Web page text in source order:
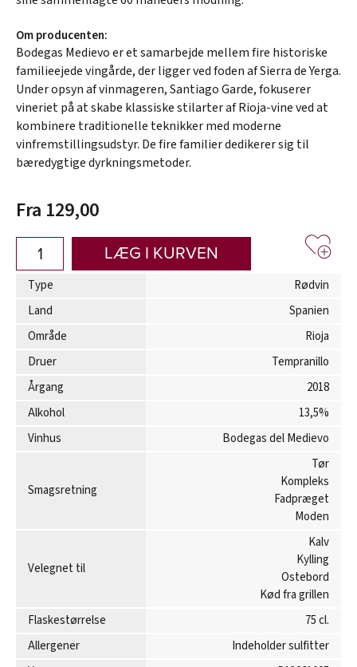
Om producenten:
Bodegas Medievo er et samarbejde mellem fire historiske
familieejede vingårde, der ligger ved foden af Sierra de Yerga.
Under opsyn af vinmageren, Santiago Garde, fokuserer
vineriet på at skabe klassiske stilarter af Rioja-vine ved at
kombinere traditionelle teknikker med moderne
vinfremstillingsudstyr. De fire familier dedikerer sig til
bæredygtige dyrkningsmetoder.
Fra 129,00
LÆG I KURVEN
Type
Rødvin
Land
Spanien
Område
Rioja
Druer
Tempranillo
Årgang
2018
Alkohol
13,5%
Vinhus
Bodegas del Medievo
Smagsretning
Tør
Kompleks
Fadpræget
Moden
Velegnet til
Kalv
Kylling
Ostebord
Kød fra grillen
Flaskestørrelse
75 cl.
Allergener
Indeholder sulfitter